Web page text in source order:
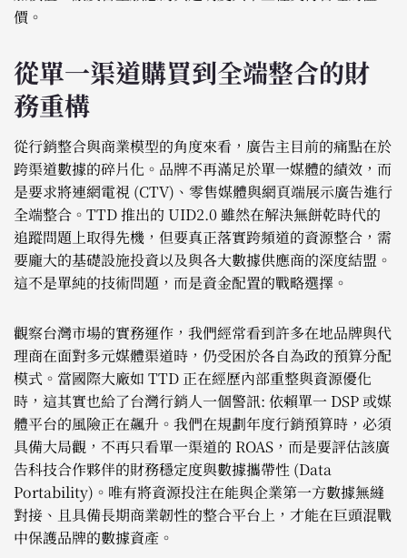
價。
從單一渠道購買到全端整合的財
務重構
從行銷整合與商業模型的角度來看，廣告主目前的痛點在於
跨渠道數據的碎片化。品牌不再滿足於單一媒體的績效，而
是要求將連網電視 (CTV)、零售媒體與網頁端展示廣告進行
全端整合。TTD 推出的 UID2.0 雖然在解決無餅乾時代的
追蹤問題上取得先機，但要真正落實跨頻道的資源整合，需
要龐大的基礎設施投資以及與各大數據供應商的深度結盟。
這不是單純的技術問題，而是資金配置的戰略選擇。
觀察台灣市場的實務運作，我們經常看到許多在地品牌與代
理商在面對多元媒體渠道時，仍受困於各自為政的預算分配
模式。當國際大廠如 TTD 正在經歷內部重整與資源優化
時，這其實也給了台灣行銷人一個警訊: 依賴單一 DSP 或媒
體平台的風險正在飆升。我們在規劃年度行銷預算時，必須
具備大局觀，不再只看單一渠道的 ROAS，而是要評估該廣
告科技合作夥伴的財務穩定度與數據攜帶性 (Data
Portability)。唯有將資源投注在能與企業第一方數據無縫
對接、且具備長期商業韌性的整合平台上，才能在巨頭混戰
中保護品牌的數據資產。